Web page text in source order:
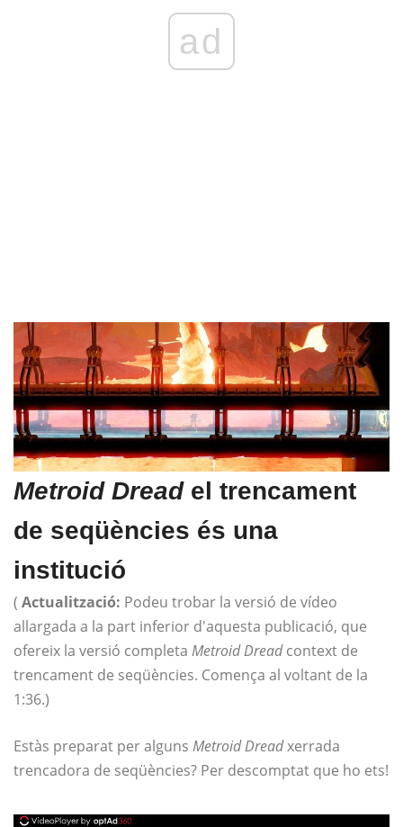
ad
Metroid Dreadel trencament
de seqüències és una
institució
( Actualització: Podeu trobar la versió de vídeo
allargada a la part inferior d'aquesta publicació, que
ofereix la versió completa Metroid Dreadcontext de
trencament de seqüències. Comença al voltant de la
1:36.)
Estàs preparat per alguns Metroid Dreadxerrada
trencadora de seqüències? Per descomptat que ho ets!